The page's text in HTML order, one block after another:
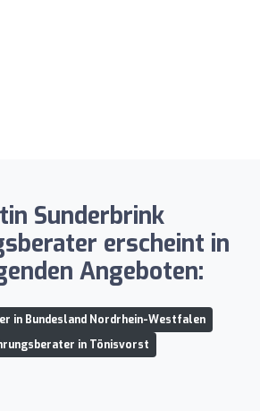
Sunderbrink
erscheint in
Angeboten:
in Bundesland Nordrhein-Westfalen
in Tönisvorst